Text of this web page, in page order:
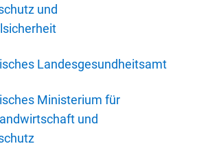
und
Landesgesundheitsamt
Ministerium für
und